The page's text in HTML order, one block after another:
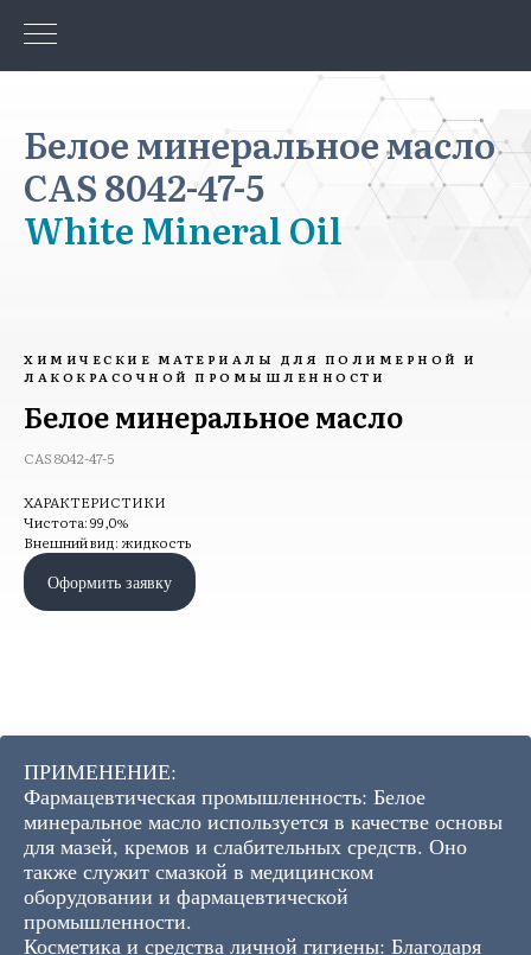
Белое минеральное масло
CAS 8042-47-5
White Mineral Oil
ХИМИЧЕСКИЕ МАТЕРИАЛЫ ДЛЯ ПОЛИМЕРНОЙ И
ЛАКОКРАСОЧНОЙ ПРОМЫШЛЕННОСТИ
Белое минеральное масло
CAS 8042-47-5
ХАРАКТЕРИСТИКИ
Чистота: 99,0%
Внешний вид: жидкость
Оформить заявку
ПРИМЕНЕНИЕ:
Фармацевтическая промышленность: Белое
минеральное масло используется в качестве основы
для мазей, кремов и слабительных средств. Оно
также служит смазкой в ​​медицинском
оборудовании и фармацевтической
промышленности.
Косметика и средства личной гигиены: Благодаря